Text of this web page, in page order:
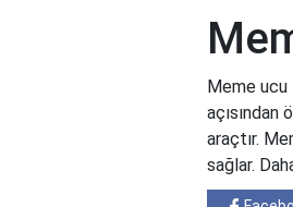
Meme ucu
açısından
araçtır.
sağlar.